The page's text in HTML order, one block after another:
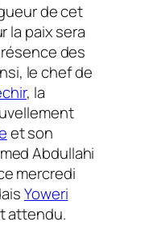
de cet
la paix sera
des
le chef de
, la
et son
Abdullahi
mercredi
Yoweri
attendu.